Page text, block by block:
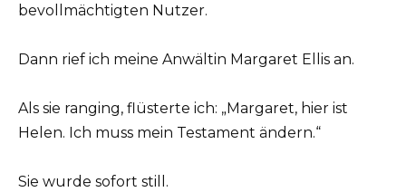
bevollmächtigten Nutzer.
Dann rief ich meine Anwältin Margaret Ellis an.
Als sie ranging, flüsterte ich: „Margaret, hier ist
Helen. Ich muss mein Testament ändern.“
Sie wurde sofort still.